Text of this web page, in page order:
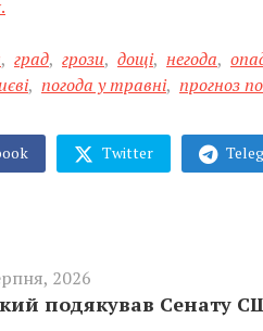
, град, грози, дощі, негода,
, погода у травні, прогноз
Twitter
2026
подякував Сенату